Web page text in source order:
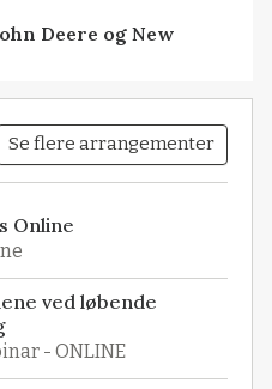
Deere og New
Se flere arrangementer
Online
ved løbende
- ONLINE